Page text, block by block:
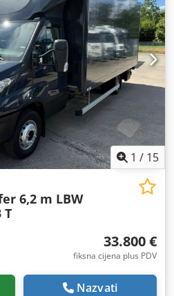
1 / 15
6,2 m LBW
T
33.800 €
fiksna cijena plus PDV
Nazvati